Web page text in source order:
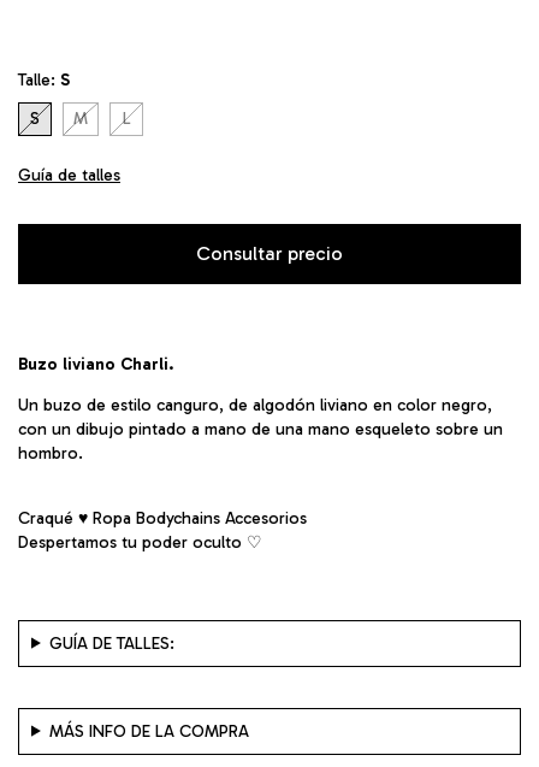
Talle: S
S
M L
Guía de talles
Buzo liviano Charli.
Un buzo de estilo canguro, de algodón liviano en color negro,
con un dibujo pintado a mano de una mano esqueleto sobre un
hombro.
Craqué ♥ Ropa Bodychains Accesorios
Despertamos tu poder oculto ♡︎
GUÍA DE TALLES:
MÁS INFO DE LA COMPRA